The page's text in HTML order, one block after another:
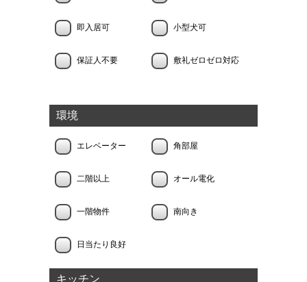
即入居可 小型犬可
保証人不要 敷礼ゼロゼロ対応
環境
エレベーター 角部屋
二階以上 オール電化
一階物件 南向き
日当たり良好
キッチン